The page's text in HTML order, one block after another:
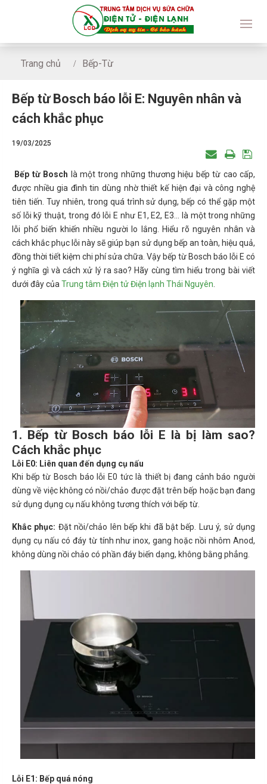
Trang chủ
Bếp-Từ
Bếp từ Bosch báo lỗi E: Nguyên nhân và
cách khắc phục
19/03/2025
Bếp từ Bosch là một trong những thương hiệu bếp từ cao cấp,
được nhiều gia đình tin dùng nhờ thiết kế hiện đại và công nghệ
tiên tiến. Tuy nhiên, trong quá trình sử dụng, bếp có thể gặp một
số lỗi kỹ thuật, trong đó lỗi E như E1, E2, E3... là một trong những
lỗi phổ biến khiến nhiều người lo lắng. Hiểu rõ nguyên nhân và
cách khắc phục lỗi này sẽ giúp bạn sử dụng bếp an toàn, hiệu quả,
đồng thời tiết kiệm chi phí sửa chữa. Vậy bếp từ Bosch báo lỗi E có
ý nghĩa gì và cách xử lý ra sao? Hãy cùng tìm hiểu trong bài viết
dưới đây của Trung tâm Điện tử Điện lạnh Thái Nguyên
1. Bếp từ Bosch báo lỗi E là bị làm sao?
Cách khắc phục
Lỗi E0: Liên quan đến dụng cụ nấu
Khi bếp từ Bosch báo lỗi E0 tức là thiết bị đang cảnh báo người
dùng về việc không có nồi/chảo được đặt trên bếp hoặc bạn đang
sử dụng dụng cụ nấu không tương thích với bếp từ.
Khắc phục: Đặt nồi/chảo lên bếp khi đã bật bếp. Lưu ý, sử dụng
dụng cụ nấu có đáy từ tính như inox, gang hoặc nồi nhôm Anod,
không dùng nồi chảo có phần đáy biến dạng, không bằng phẳng.
Lỗi E1: Bếp quá nóng